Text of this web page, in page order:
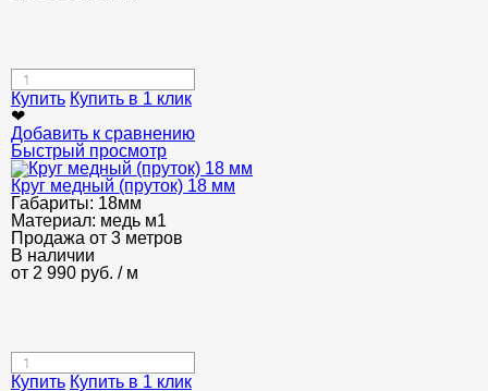
Купить Купить в 1 клик
❤
Добавить к сравнению
Быстрый просмотр
Круг медный (пруток) 18 мм
Габариты: 18мм
Материал: медь м1
Продажа от 3 метров
В наличии
от 2 990 руб. / м
Купить Купить в 1 клик